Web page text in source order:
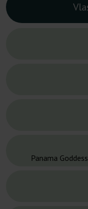
Panama